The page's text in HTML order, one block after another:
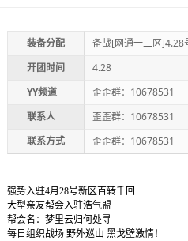
装备分配
备战[网通一二区]4.28
开团时间
4.28
YY频道
歪歪群：10678531
联系人
歪歪群：10678531
联系方式
歪歪群：10678531
强势入驻4月28号新区百转千回
大型亲友帮会入驻浩气盟
帮会名：梦里云归何处寻
每日组织战场 野外巡山 黑戈壁激情！